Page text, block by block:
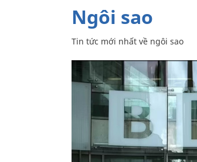
ngôi sao
Tin tức mới nhất về ngôi sao